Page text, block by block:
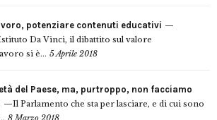
potenziare contenuti educativi
Da Vinci, il dibattito sul valore
si è... 5 Aprile 2018
del Paese, ma, purtroppo, non facciamo
Il Parlamento che sta per lasciare, e di cui sono